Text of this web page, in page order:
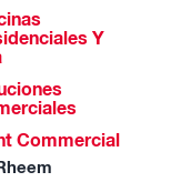
Y
Commercial